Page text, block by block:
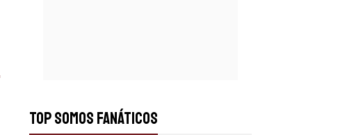
TOP SOMOS FANÁTICOS